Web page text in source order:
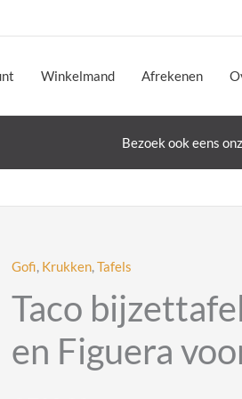
Winkelmand Afrekenen
Bezoek ook eens
Gofi, Krukken,Tafels
Taco
en Figuera